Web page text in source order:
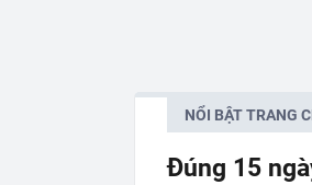
NỔI BẬT TRANG
Đúng 15